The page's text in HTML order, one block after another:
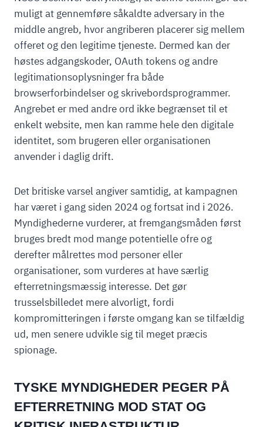
muligt at gennemføre såkaldte adversary in the
middle angreb, hvor angriberen placerer sig mellem
offeret og den legitime tjeneste. Dermed kan der
høstes adgangskoder, OAuth tokens og andre
legitimationsoplysninger fra både
browserforbindelser og skrivebordsprogrammer.
Angrebet er med andre ord ikke begrænset til et
enkelt website, men kan ramme hele den digitale
identitet, som brugeren eller organisationen
anvender i daglig drift.
Det britiske varsel angiver samtidig, at kampagnen
har været i gang siden 2024 og fortsat ind i 2026.
Myndighederne vurderer, at fremgangsmåden først
bruges bredt mod mange potentielle ofre og
derefter målrettes mod personer eller
organisationer, som vurderes at have særlig
efterretningsmæssig interesse. Det gør
trusselsbilledet mere alvorligt, fordi
kompromitteringen i første omgang kan se tilfældig
ud, men senere udvikle sig til meget præcis
spionage.
TYSKE MYNDIGHEDER PEGER PÅ
EFTERRETNING MOD STAT OG